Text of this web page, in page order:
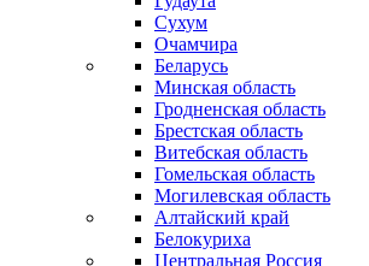
Сухум
Очамчира
Беларусь
Минская область
Гродненская область
Брестская область
Витебская область
Гомельская область
Могилевская область
Алтайский край
Белокуриха
Центральная Россия